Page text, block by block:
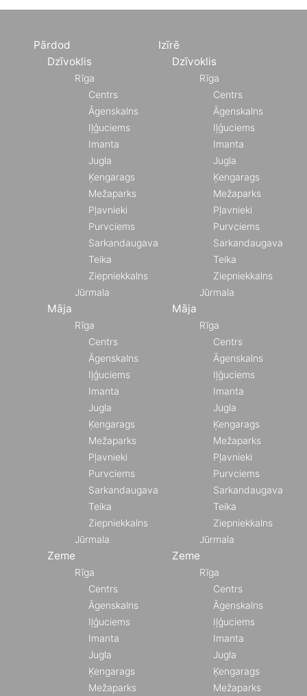
Pārdod
Dzīvoklis
Rīga
Centrs
Āgenskalns
Iļģuciems
Imanta
Jugla
Ķengarags
Mežaparks
Pļavnieki
Purvciems
Sarkandaugava
Teika
Ziepniekkalns
Jūrmala
Māja
Rīga
Centrs
Āgenskalns
Iļģuciems
Imanta
Jugla
Ķengarags
Mežaparks
Pļavnieki
Purvciems
Sarkandaugava
Teika
Ziepniekkalns
Jūrmala
Zeme
Rīga
Centrs
Āgenskalns
Iļģuciems
Imanta
Jugla
Ķengarags
Mežaparks
Izīrē
Dzīvoklis
Rīga
Centrs
Āgenskalns
Iļģuciems
Imanta
Jugla
Ķengarags
Mežaparks
Pļavnieki
Purvciems
Sarkandaugava
Teika
Ziepniekkalns
Jūrmala
Māja
Rīga
Centrs
Āgenskalns
Iļģuciems
Imanta
Jugla
Ķengarags
Mežaparks
Pļavnieki
Purvciems
Sarkandaugava
Teika
Ziepniekkalns
Jūrmala
Zeme
Rīga
Centrs
Āgenskalns
Iļģuciems
Imanta
Jugla
Ķengarags
Mežaparks